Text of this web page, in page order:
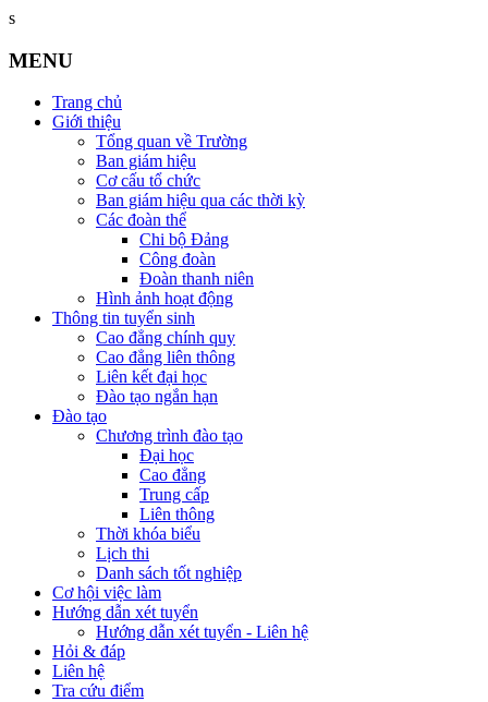
s
MENU
Trang chủ
Giới thiệu
Tổng quan về Trường
Ban giám hiệu
Cơ cấu tổ chức
Ban giám hiệu qua các thời kỳ
Các đoàn thể
Chi bộ Đảng
Công đoàn
Đoàn thanh niên
Hình ảnh hoạt động
Thông tin tuyển sinh
Cao đẳng chính quy
Cao đẳng liên thông
Liên kết đại học
Đào tạo ngắn hạn
Đào tạo
Chương trình đào tạo
Đại học
Cao đẳng
Trung cấp
Liên thông
Thời khóa biểu
Lịch thi
Danh sách tốt nghiệp
Cơ hội việc làm
Hướng dẫn xét tuyển
Hướng dẫn xét tuyển - Liên hệ
Hỏi & đáp
Liên hệ
Tra cứu điểm